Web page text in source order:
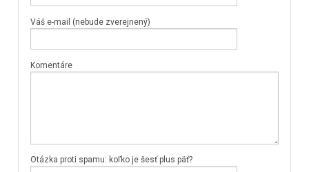
Váš e-mail (nebude zverejnený)
Komentáre
Otázka proti spamu: koľko je šesť plus päť?